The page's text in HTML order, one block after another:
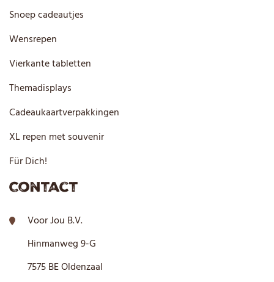
Snoep cadeautjes
Wensrepen
Vierkante tabletten
Themadisplays
Cadeaukaartverpakkingen
XL repen met souvenir
Für Dich!
Contact
Voor Jou B.V.
Hinmanweg 9-G
7575 BE Oldenzaal